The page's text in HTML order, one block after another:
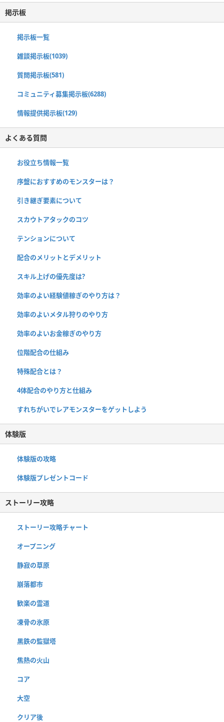
掲示板
掲示板一覧
雑談掲示板(1039)
質問掲示板(581)
コミュニティ募集掲示板(6288)
情報提供掲示板(129)
よくある質問
お役立ち情報一覧
序盤におすすめのモンスターは？
引き継ぎ要素について
スカウトアタックのコツ
テンションについて
配合のメリットとデメリット
スキル上げの優先度は?
効率のよい経験値稼ぎのやり方は？
効率のよいメタル狩りのやり方
効率のよいお金稼ぎのやり方
位階配合の仕組み
特殊配合とは？
4体配合のやり方と仕組み
すれちがいでレアモンスターをゲットしよう
体験版
体験版の攻略
体験版プレゼントコード
ストーリー攻略
ストーリー攻略チャート
オープニング
静寂の草原
崩落都市
歓楽の霊道
凍骨の氷原
黒鉄の監獄塔
焦熱の火山
コア
大空
クリア後